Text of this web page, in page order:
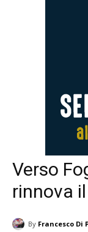
Verso
rinnova
By Francesco Di